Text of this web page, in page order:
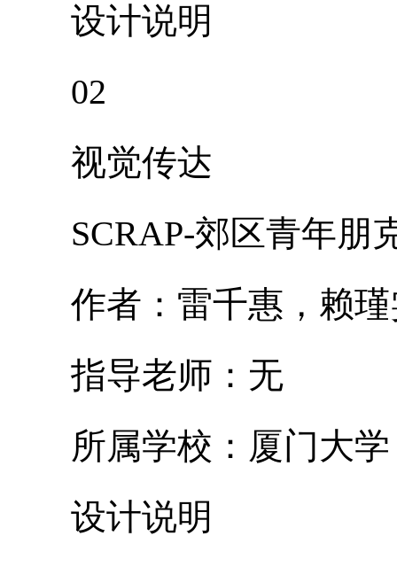
设计说明
02
视觉传达
SCRAP-郊区青年朋
作者：雷千惠，赖瑾
指导老师：无
所属学校：厦门大学
设计说明